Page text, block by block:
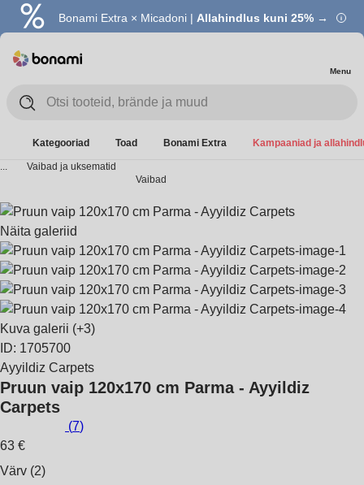
Bonami Extra × Micadoni | Allahindlus kuni 25% →
Menu
Kategooriad Toad Bonami Extra Kampaaniad ja
...
Vaibad ja uksematid
Vaibad
Näita galeriid
Kuva galerii (+3)
ID: 1705700
Ayyildiz Carpets
Pruun vaip 120x170 cm Parma - Ayyildiz
Carpets
(7)
63 €
Värv (2)